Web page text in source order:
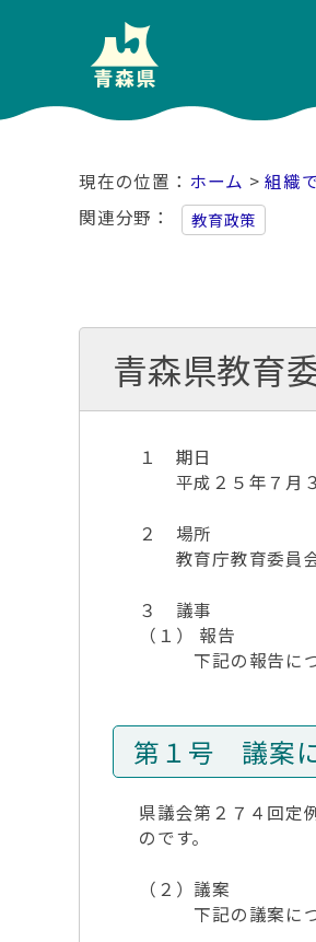
ホーム >組織
関連分野
教育政策
青森県教育
１ 期日
平成２５年７月
２ 場所
教育庁教育委員
３ 議事
（１） 報告
下記の報告につ
第１号 議案
県議会第２７４回定
のです。
（２）議案
下記の議案につ